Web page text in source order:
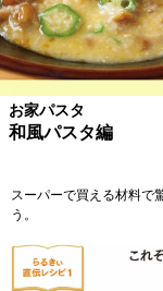
お家パスタ
和風パスタ編
スーパーで買える材料で
う。